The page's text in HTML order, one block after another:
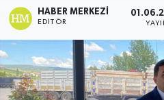
HABER MERKEZI
EDITÖR
EKONOMİ
GÜNCEL
AKTÜEL
Süper Lig Puan Durumu
Tüm Manşetler
Son Dakika Haberleri